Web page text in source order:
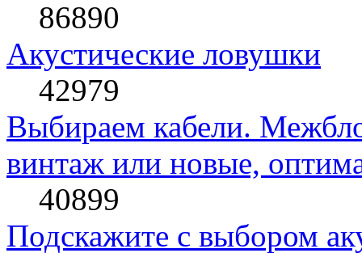
86890
Акустические ловушки
42979
Выбираем кабели.
винтаж или новые,
40899
Подскажите с выбором